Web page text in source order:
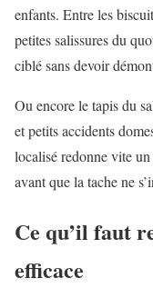
enfants. Entre les
petites salissures du
ciblé sans devoir
Ou encore le tapis du
et petits accidents
localisé redonne vite
avant que la tache ne
Ce qu’il faut
efficace